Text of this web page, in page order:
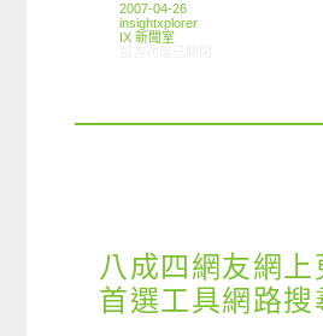
2007-04-26
insightxplorer
IX 新聞室
八成四網友網
首選工具網路搜